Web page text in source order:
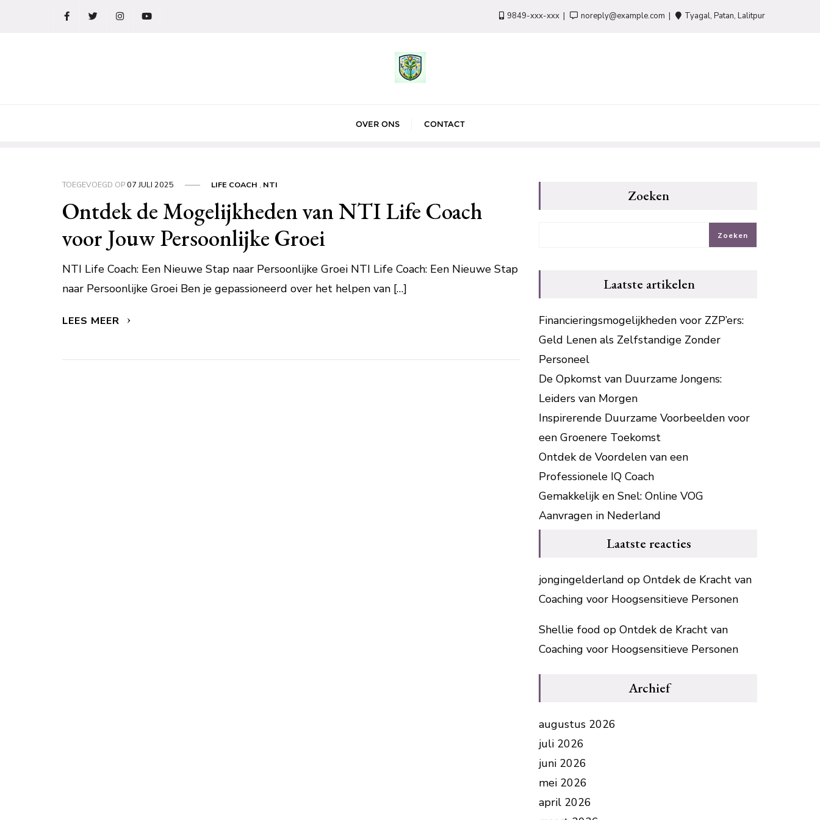
9849-xxx-xxx noreply@example.com Tyagal, Patan, Lalitpur
OVER ONS CONTACT
TOEGEVOEGD OP07 JULI 2025 LIFE COACH , NTI
Ontdek de Mogelijkheden van NTI Life Coach
voor Jouw Persoonlijke Groei
NTI Life Coach: Een Nieuwe Stap naar Persoonlijke Groei NTI Life Coach: Een Nieuwe Stap
naar Persoonlijke Groei Ben je gepassioneerd over het helpen van […]
LEES MEER
Zoeken
Zoeken
Laatste artikelen
Financieringsmogelijkheden voor ZZP’ers:
Geld Lenen als Zelfstandige Zonder
Personeel
De Opkomst van Duurzame Jongens:
Leiders van Morgen
Inspirerende Duurzame Voorbeelden voor
een Groenere Toekomst
Ontdek de Voordelen van een
Professionele IQ Coach
Gemakkelijk en Snel: Online VOG
Aanvragen in Nederland
Laatste reacties
jongingelderland op Ontdek de Kracht van
Coaching voor Hoogsensitieve Personen
Shellie food op Ontdek de Kracht van
Coaching voor Hoogsensitieve Personen
Archief
augustus 2026
juli 2026
juni 2026
mei 2026
april 2026